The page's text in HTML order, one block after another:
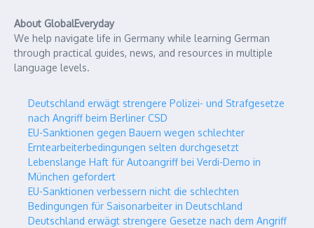
About GlobalEveryday
We help navigate life in Germany while learning German
through practical guides, news, and resources in multiple
language levels.
Deutschland erwägt strengere Polizei- und Strafgesetze
nach Angriff beim Berliner CSD
EU-Sanktionen gegen Bauern wegen schlechter
Erntearbeiterbedingungen selten durchgesetzt
Lebenslange Haft für Autoangriff bei Verdi-Demo in
München gefordert
EU-Sanktionen verbessern nicht die schlechten
Bedingungen für Saisonarbeiter in Deutschland
Deutschland erwägt strengere Gesetze nach dem Angriff